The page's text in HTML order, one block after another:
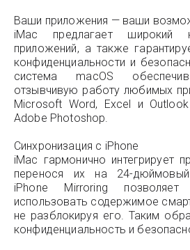
Ваши приложения — ваши
iMac предлагает широкий
приложений, а также
конфиденциальности и
система macOS
отзывчивую работу любимых
Microsoft Word, Excel и
Adobe Photoshop.
Синхронизация с iPhone
iMac гармонично интегрирует
перенося их на 24-
iPhone Mirroring позволяет
использовать содержимое
не разблокируя его. Таким
конфиденциальность и